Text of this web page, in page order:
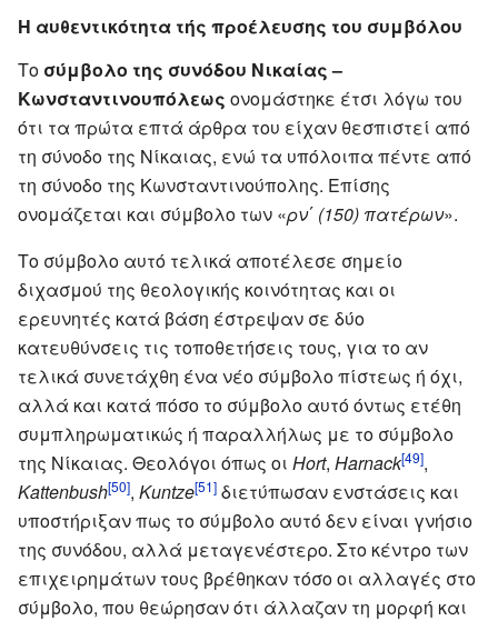
Η αυθεντικότητα τής προέλευσης του συμβόλου
Το σύμβολο της συνόδου Νικαίας –
Κωνσταντινουπόλεως ονομάστηκε έτσι λόγω του
ότι τα πρώτα επτά άρθρα του είχαν θεσπιστεί από
τη σύνοδο της Νίκαιας, ενώ τα υπόλοιπα πέντε από
τη σύνοδο της Κωνσταντινούπολης. Επίσης
ονομάζεται και σύμβολο των «ρν΄ (150) πατέρων».
Το σύμβολο αυτό τελικά αποτέλεσε σημείο
διχασμού της θεολογικής κοινότητας και οι
ερευνητές κατά βάση έστρεψαν σε δύο
κατευθύνσεις τις τοποθετήσεις τους, για το αν
τελικά συνετάχθη ένα νέο σύμβολο πίστεως ή όχι,
αλλά και κατά πόσο το σύμβολο αυτό όντως ετέθη
συμπληρωματικώς ή παραλλήλως με το σύμβολο
της Νίκαιας. Θεολόγοι όπως οι Hort, Harnack[49],
Kattenbush[50], Kuntze[51] διετύπωσαν ενστάσεις και
υποστήριξαν πως το σύμβολο αυτό δεν είναι γνήσιο
της συνόδου, αλλά μεταγενέστερο. Στο κέντρο των
επιχειρημάτων τους βρέθηκαν τόσο οι αλλαγές στο
σύμβολο, που θεώρησαν ότι άλλαζαν τη μορφή και